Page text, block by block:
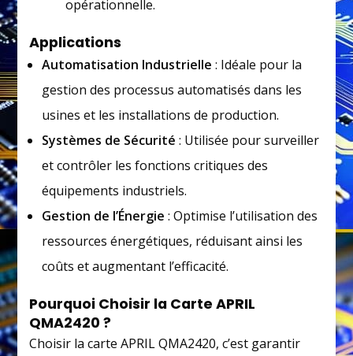
opérationnelle.
Applications
Automatisation Industrielle : Idéale pour la
gestion des processus automatisés dans les
usines et les installations de production.
Systèmes de Sécurité : Utilisée pour surveiller
et contrôler les fonctions critiques des
équipements industriels.
Gestion de l’Énergie : Optimise l’utilisation des
ressources énergétiques, réduisant ainsi les
coûts et augmentant l’efficacité.
Pourquoi Choisir la Carte APRIL
QMA2420 ?
Choisir la carte APRIL QMA2420, c’est garantir